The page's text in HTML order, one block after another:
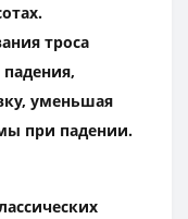
троса
уменьшая
при падении.